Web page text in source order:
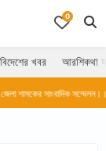
0
বিদেশের খবর আরশিকথা
সম্মেলন।।AKB TV News